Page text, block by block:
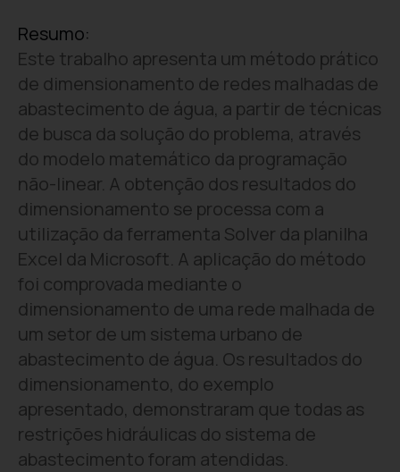
Resumo:
Este trabalho apresenta um método prático
de dimensionamento de redes malhadas de
abastecimento de água, a partir de técnicas
de busca da solução do problema, através
do modelo matemático da programação
não-linear. A obtenção dos resultados do
dimensionamento se processa com a
utilização da ferramenta Solver da planilha
Excel da Microsoft. A aplicação do método
foi comprovada mediante o
dimensionamento de uma rede malhada de
um setor de um sistema urbano de
abastecimento de água. Os resultados do
dimensionamento, do exemplo
apresentado, demonstraram que todas as
restrições hidráulicas do sistema de
abastecimento foram atendidas.